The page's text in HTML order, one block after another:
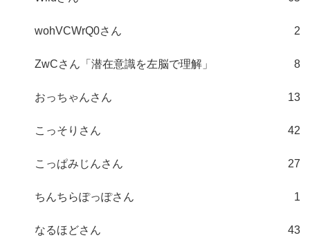
wohVCWrQ0さん 2
ZwCさん「潜在意識を左脳で理解」 8
おっちゃんさん 13
こっそりさん 42
こっぱみじんさん 27
ちんちらぽっぽさん 1
なるほどさん 43